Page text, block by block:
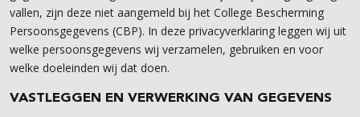
vallen, zijn deze niet aangemeld bij het College Bescherming
Persoonsgegevens (CBP). In deze privacyverklaring leggen wij uit
welke persoonsgegevens wij verzamelen, gebruiken en voor
welke doeleinden wij dat doen.
VASTLEGGEN EN VERWERKING VAN GEGEVENS